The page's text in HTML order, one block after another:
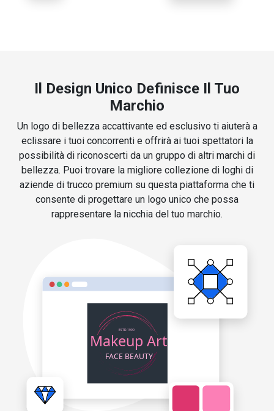
Il Design Unico Definisce Il Tuo
Marchio
Un logo di bellezza accattivante ed esclusivo ti aiuterà a
eclissare i tuoi concorrenti e offrirà ai tuoi spettatori la
possibilità di riconoscerti da un gruppo di altri marchi di
bellezza. Puoi trovare la migliore collezione di loghi di
aziende di trucco premium su questa piattaforma che ti
consente di progettare un logo unico che possa
rappresentare la nicchia del tuo marchio.